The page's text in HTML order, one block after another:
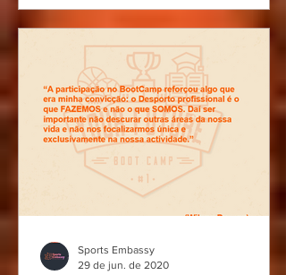
Sports Embassy
29 de jun. de 2020